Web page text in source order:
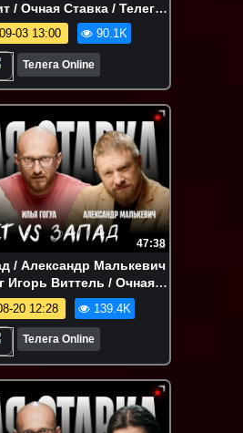
/ Очная Ставка / Телега
Online
03 13:00 90.1K
Телега Online
47:38
/ Александр Малькевич
Игорь Виттель / Очная
ставка
20 12:28 139.4K
Телега Online